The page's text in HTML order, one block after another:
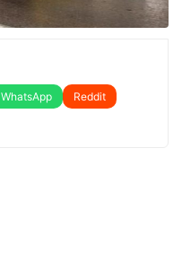
WhatsApp
Reddit